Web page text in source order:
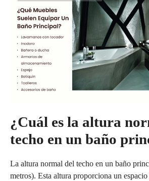
¿Cuál es la altura
techo en un baño
La altura normal del techo en un baño
metros). Esta altura proporciona un